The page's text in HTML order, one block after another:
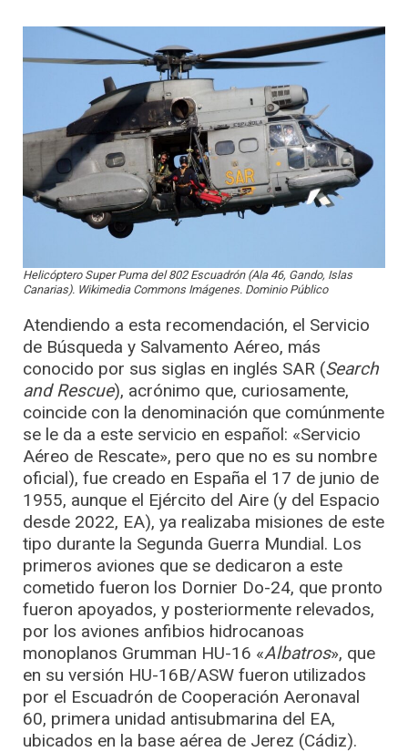
Helicóptero Super Puma del 802 Escuadrón (Ala 46, Gando, Islas
Canarias). Wikimedia Commons Imágenes. Dominio Público
Atendiendo a esta recomendación, el Servicio
de Búsqueda y Salvamento Aéreo, más
conocido por sus siglas en inglés SAR (Search
and Rescue), acrónimo que, curiosamente,
coincide con la denominación que comúnmente
se le da a este servicio en español: «Servicio
Aéreo de Rescate», pero que no es su nombre
oficial), fue creado en España el 17 de junio de
1955, aunque el Ejército del Aire (y del Espacio
desde 2022, EA), ya realizaba misiones de este
tipo durante la Segunda Guerra Mundial. Los
primeros aviones que se dedicaron a este
cometido fueron los Dornier Do-24, que pronto
fueron apoyados, y posteriormente relevados,
por los aviones anfibios hidrocanoas
monoplanos Grumman HU-16 «Albatros», que
en su versión HU-16B/ASW fueron utilizados
por el Escuadrón de Cooperación Aeronaval
60, primera unidad antisubmarina del EA,
ubicados en la base aérea de Jerez (Cádiz).